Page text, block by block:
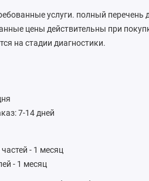
услуги. полный перечень
цены действительны при
на стадии диагностики.
7-14 дней
- 1 месяц
- 1 месяц